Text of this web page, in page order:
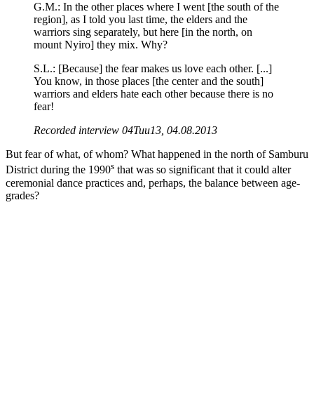
G.M.: In the other places where I went [the south of the
region], as I told you last time, the elders and the
warriors sing separately, but here [in the north, on
mount Nyiro] they mix. Why?
S.L.: [Because] the fear makes us love each other. [...]
You know, in those places [the center and the south]
warriors and elders hate each other because there is no
fear!
Recorded interview 04Tuu13, 04.08.2013
But fear of what, of whom? What happened in the north of Samburu
District during the 1990s that was so significant that it could alter
ceremonial dance practices and, perhaps, the balance between age-
grades?